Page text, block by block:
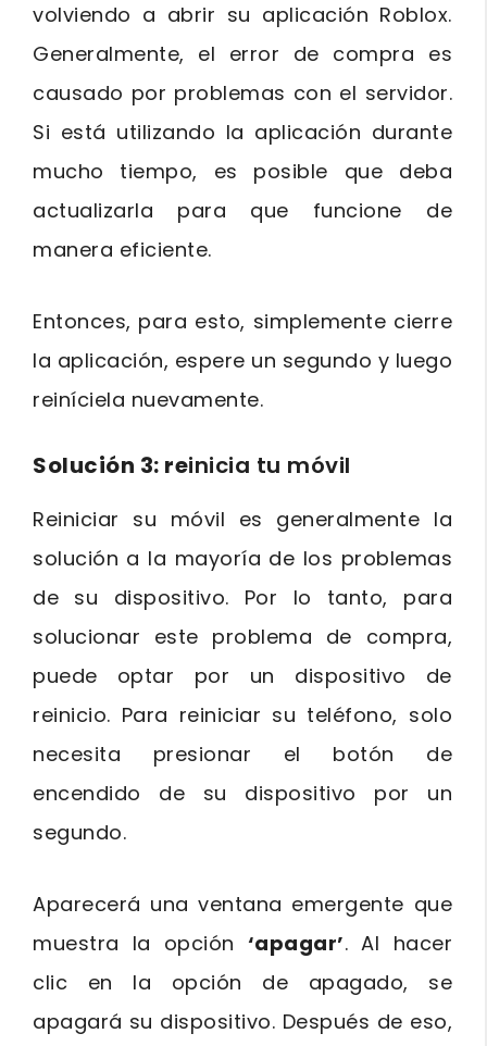
volviendo a abrir su aplicación Roblox.
Generalmente, el error de compra es
causado por problemas con el servidor.
Si está utilizando la aplicación durante
mucho tiempo, es posible que deba
actualizarla para que funcione de
manera eficiente.
Entonces, para esto, simplemente cierre
la aplicación, espere un segundo y luego
reiníciela nuevamente.
Solución 3: reinicia tu móvil
Reiniciar su móvil es generalmente la
solución a la mayoría de los problemas
de su dispositivo. Por lo tanto, para
solucionar este problema de compra,
puede optar por un dispositivo de
reinicio. Para reiniciar su teléfono, solo
necesita presionar el botón de
encendido de su dispositivo por un
segundo.
Aparecerá una ventana emergente que
muestra la opción ‘apagar’. Al hacer
clic en la opción de apagado, se
apagará su dispositivo. Después de eso,